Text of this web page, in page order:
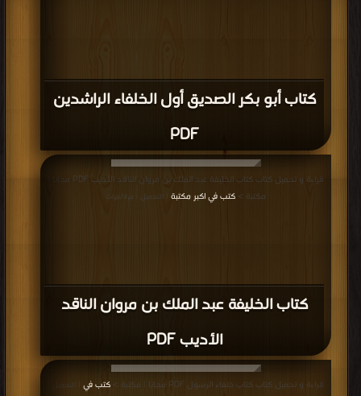
كتاب أبو بكر الصديق أول الخلفاء الراشدين
PDF
كتاب الخليفة عبد الملك بن مروان الناقد
الأديب PDF
قراءة و تحميل كتاب كتاب الخليفة عبد الملك بن مروان الناقد الأديب PDF مجانا |
مكتبة > كتب في اكبر مكتبة | التحميل : مرة/مرات
قراءة و تحميل كتاب كتاب خلفاء الرسول PDF مجانا | مكتبة > كتب في
| التحميل :